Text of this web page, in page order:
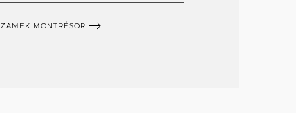
ZAMEK MONTRÉSOR